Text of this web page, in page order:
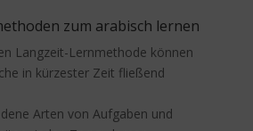
zum arabisch lernen
Langzeit-Lernmethode können
in kürzester Zeit fließend
Arten von Aufgaben und